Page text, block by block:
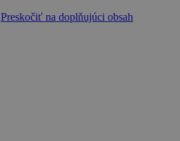
Preskočiť na doplňujúci obsah